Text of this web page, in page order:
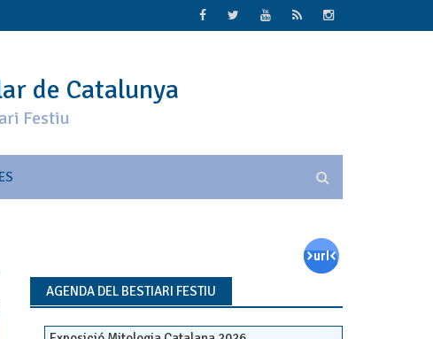
de Catalunya
Festiu
AGENDA DEL BESTIARI FESTIU